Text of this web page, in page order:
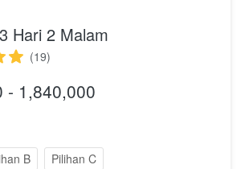
Hari 2 Malam
(19)
- 1,840,000
B
Pilihan C